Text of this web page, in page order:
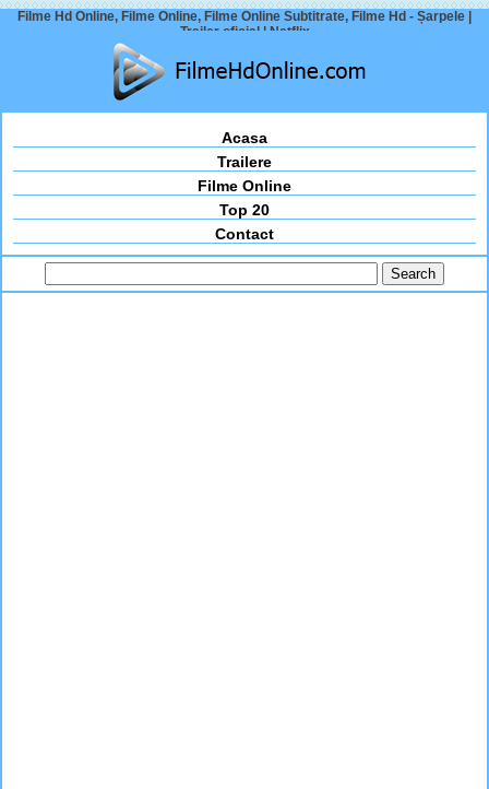
Filme Hd Online, Filme Online, Filme Online Subtitrate, Filme Hd - Șarpele |
Trailer oficial | Netflix
Acasa
Trailere
Filme Online
Top 20
Contact